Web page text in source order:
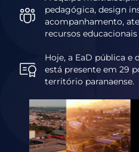
pedagógica, design
acompanhamento,
recursos
Hoje, a EaD pública e
está presente em 29
território paranaense.